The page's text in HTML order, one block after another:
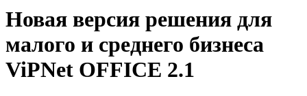
Новая версия решения для
малого и среднего бизнеса
ViPNet OFFICE 2.1